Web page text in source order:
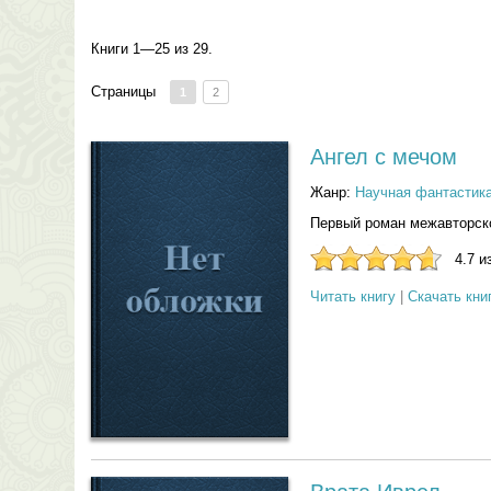
Книги 1—25 из 29.
Страницы 1 2
Ангел с мечом
Жанр: Научная
Первый роман
4.7
Читать книгу| Скачать